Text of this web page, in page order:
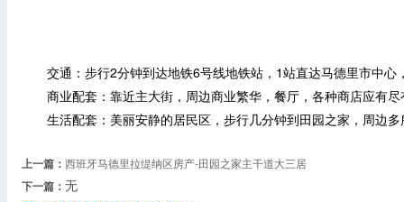
交通：步行2分钟到达地铁6号线地铁站，1站直达马德里市中
商业配套：靠近主大街，周边商业繁华，餐厅，各种商店应有尽
生活配套：美丽安静的居民区，步行几分钟到田园之家，周边
上一篇： 西班牙马德里拉缇纳区房产-田园之家主干道大三居
下一篇： 无